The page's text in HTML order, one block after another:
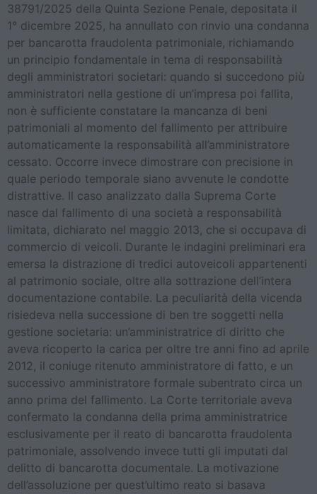
38791/2025 della Quinta Sezione Penale, depositata il
1° dicembre 2025, ha annullato con rinvio una condanna
per bancarotta fraudolenta patrimoniale, richiamando
un principio fondamentale in tema di responsabilità
degli amministratori societari: quando si succedono più
amministratori nella gestione di un’impresa poi fallita,
non è sufficiente constatare la mancanza di beni
patrimoniali al momento del fallimento per attribuire
automaticamente la responsabilità all’amministratore
cessato. Occorre invece dimostrare con precisione in
quale periodo temporale siano avvenute le condotte
distrattive. Il caso analizzato dalla Suprema Corte
nasce dal fallimento di una società a responsabilità
limitata, dichiarato nel maggio 2013, che si occupava di
commercio di veicoli. Durante le indagini preliminari era
emersa la distrazione di tredici autoveicoli appartenenti
al patrimonio sociale, oltre alla sottrazione dell’intera
documentazione contabile. La peculiarità della vicenda
risiedeva nella successione di ben tre soggetti nella
gestione societaria: un’amministratrice di diritto che
aveva ricoperto la carica per oltre tre anni fino ad aprile
2012, il coniuge ritenuto amministratore di fatto, e un
successivo amministratore formale subentrato circa un
anno prima del fallimento. La Corte territoriale aveva
confermato la condanna della prima amministratrice
esclusivamente per il reato di bancarotta fraudolenta
patrimoniale, assolvendo invece tutti gli imputati dal
delitto di bancarotta documentale. La motivazione
dell’assoluzione per quest’ultimo reato si basava